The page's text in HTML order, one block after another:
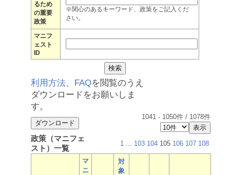
るため
の重要
政策
※関心のあるキーワード、政策をご記入くだ
さい。
マニフ
ェスト
ID
利用方法、 FAQを閲覧のうえ
ダウンロードをお願いしま
す。
1041 - 1050件 / 1078件
政策（マニフェ
スト）一覧
1 ... 103 104 105 106 107 108
マ
ニ
対
象